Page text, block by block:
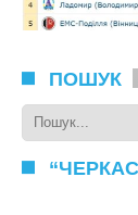
ПОШУК